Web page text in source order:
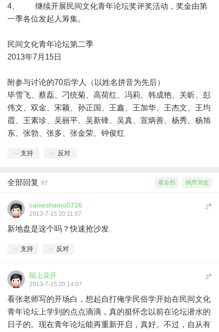
4、 继续开展民间文化青年论坛奖评奖活动，奖金由第
一季各位发起人筹集。
民间文化青年论坛第二季
2013年7月15日
附参与讨论的70后学人（以姓名拼音为先后）
毕雪飞、蔡磊、刁统菊、高荷红、冯莉、韩成艳、关昕、彭
伟文、双金、宋颖、孙正国、王鑫、王加华、王杰文、王均
霞、王素珍、吴丽平、吴新锋、吴真、宣炳善、杨秀、杨旭
东、张勃、张多、张金荣、钟俊红
支持 反对
倒序浏览
看全部
全部回复 97
2#
caiseshamo0716
2013-7-15 20:11:57
新地盘是这个吗？快速抢沙发
支持 反对
3#
陌上花开
2013-7-15 20:14:07
看张老师写的开场白，想起自打俺学民俗学开始在民间文化
青年论坛上学到的点点滴滴，真的挺怀念以前在论坛潜水的
日子的。现在青年论坛能再重新开启，真好。不过，自从有